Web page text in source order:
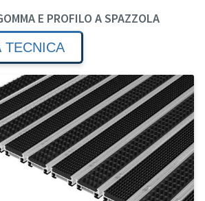
E PROFILO A SPAZZOLA
TECNICA